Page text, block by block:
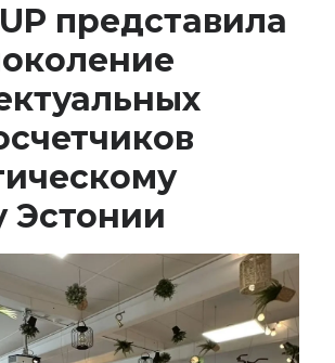
представила
Эстонии